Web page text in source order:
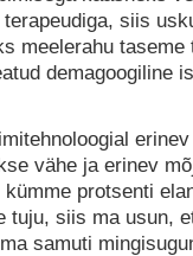
siis
meelerahu taseme
demagoogiline
vähe ja erinev
protsenti
tuju, siis ma usun,
samuti